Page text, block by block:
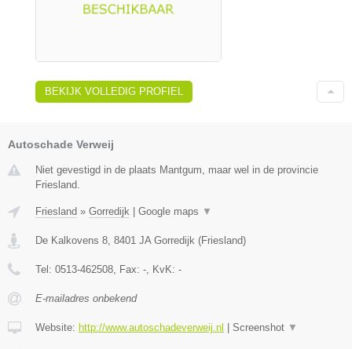
BEKIJK VOLLEDIG PROFIEL
Autoschade Verweij
Niet gevestigd in de plaats Mantgum, maar wel in de provincie
Friesland.
Friesland » Gorredijk Google maps ▼
De Kalkovens 8, 8401 JA Gorredijk (Friesland)
Tel: 0513-462508, Fax: -, KvK: -
E-mailadres onbekend
Website: http://www.autoschadeverweij.nl Screenshot ▼